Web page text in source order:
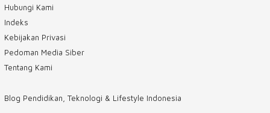
Hubungi Kami
Indeks
Kebijakan Privasi
Pedoman Media Siber
Tentang Kami
Blog Pendidikan, Teknologi & Lifestyle Indonesia